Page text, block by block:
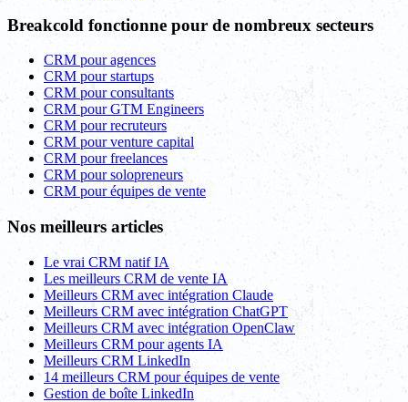
Breakcold fonctionne pour de nombreux secteurs
CRM pour agences
CRM pour startups
CRM pour consultants
CRM pour GTM Engineers
CRM pour recruteurs
CRM pour venture capital
CRM pour freelances
CRM pour solopreneurs
CRM pour équipes de vente
Nos meilleurs articles
Le vrai CRM natif IA
Les meilleurs CRM de vente IA
Meilleurs CRM avec intégration Claude
Meilleurs CRM avec intégration ChatGPT
Meilleurs CRM avec intégration OpenClaw
Meilleurs CRM pour agents IA
Meilleurs CRM LinkedIn
14 meilleurs CRM pour équipes de vente
Gestion de boîte LinkedIn